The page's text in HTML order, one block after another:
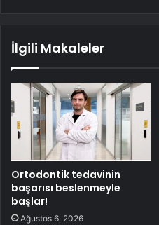
İlgili Makaleler
Ortodontik tedavinin
başarısı beslenmeyle
başlar!
Ağustos 6, 2026